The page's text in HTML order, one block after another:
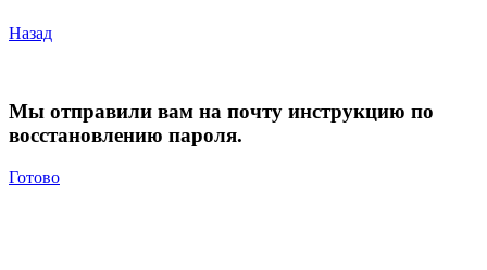
Назад
Мы отправили вам на почту инструкцию по
восстановлению пароля.
Готово